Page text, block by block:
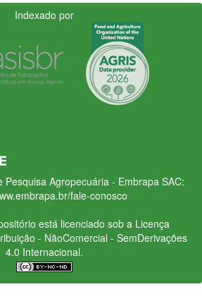
Indexado por
Pesquisa Agropecuária - Embrapa SAC:
fale-conosco
está licenciado sob a Licença
- NãoComercial - SemDerivações
4.0 Internacional.